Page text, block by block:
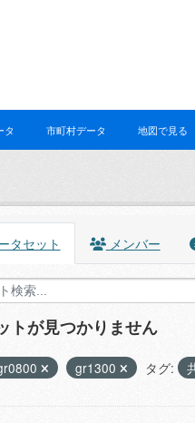
タ 市町村データ 地図で見る
タセット メンバー
トが見つかりません
gr1300 タグ: